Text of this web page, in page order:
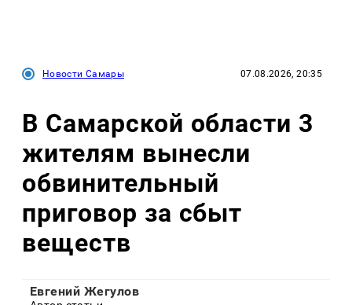
Новости Самары 07.08.2026, 20:35
В Самарской области 3
жителям вынесли
обвинительный
приговор за сбыт
веществ
Евгений Жегулов